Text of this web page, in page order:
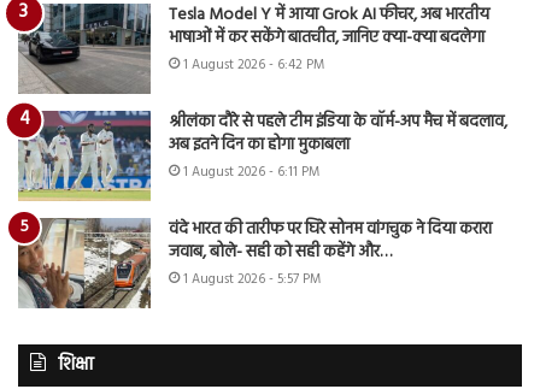
Tesla Model Y में आया Grok AI फीचर, अब भारतीय
भाषाओं में कर सकेंगे बातचीत, जानिए क्या-क्या बदलेगा
1 August 2026 - 6:42 PM
श्रीलंका दौरे से पहले टीम इंडिया के वॉर्म-अप मैच में बदलाव,
अब इतने दिन का होगा मुकाबला
1 August 2026 - 6:11 PM
वंदे भारत की तारीफ पर घिरे सोनम वांगचुक ने दिया करारा
जवाब, बोले- सही को सही कहेंगे और…
1 August 2026 - 5:57 PM
शिक्षा